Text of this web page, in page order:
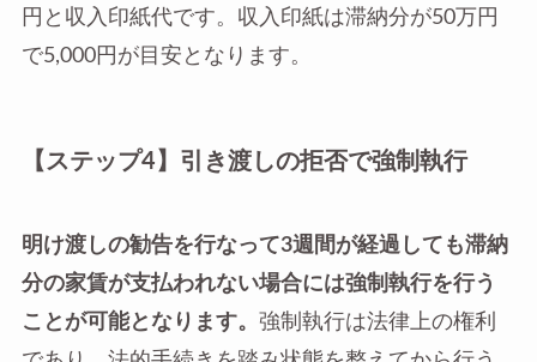
円と収入印紙代です。収入印紙は滞納分が50万円
で5,000円が目安となります。
【ステップ4】引き渡しの拒否で強制執行
明け渡しの勧告を行なって3週間が経過しても滞納
分の家賃が支払われない場合には強制執行を行う
ことが可能となります。 強制執行は法律上の権利